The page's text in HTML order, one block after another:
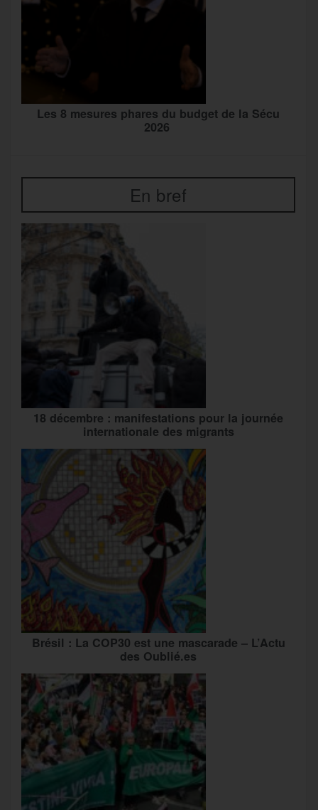
Les 8 mesures phares du budget de la Sécu
2026
En bref
18 décembre : manifestations pour la journée
internationale des migrants
Brésil : La COP30 est une mascarade – L’Actu
des Oublié.es